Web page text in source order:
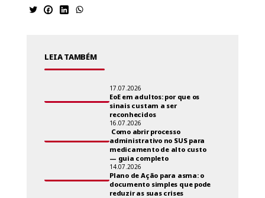
LEIA TAMBÉM
17.07.2026
EoE em adultos: por que os
sinais custam a ser
reconhecidos
16.07.2026
Como abrir processo
administrativo no SUS para
medicamento de alto custo
— guia completo
14.07.2026
Plano de Ação para asma: o
documento simples que pode
reduzir as suas crises